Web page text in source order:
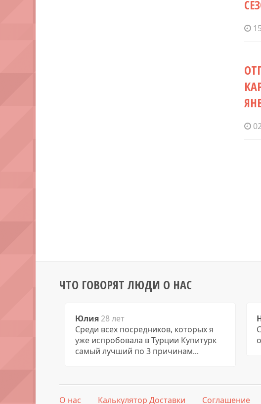
ЧТО ГОВОРЯТ ЛЮДИ О НАС
Юлия 28 лет
Среди всех посредников, которых я
уже испробовала в Турции Купитурк
самый лучший по 3 причинам...
О нас Калькулятор Доставки Соглашение